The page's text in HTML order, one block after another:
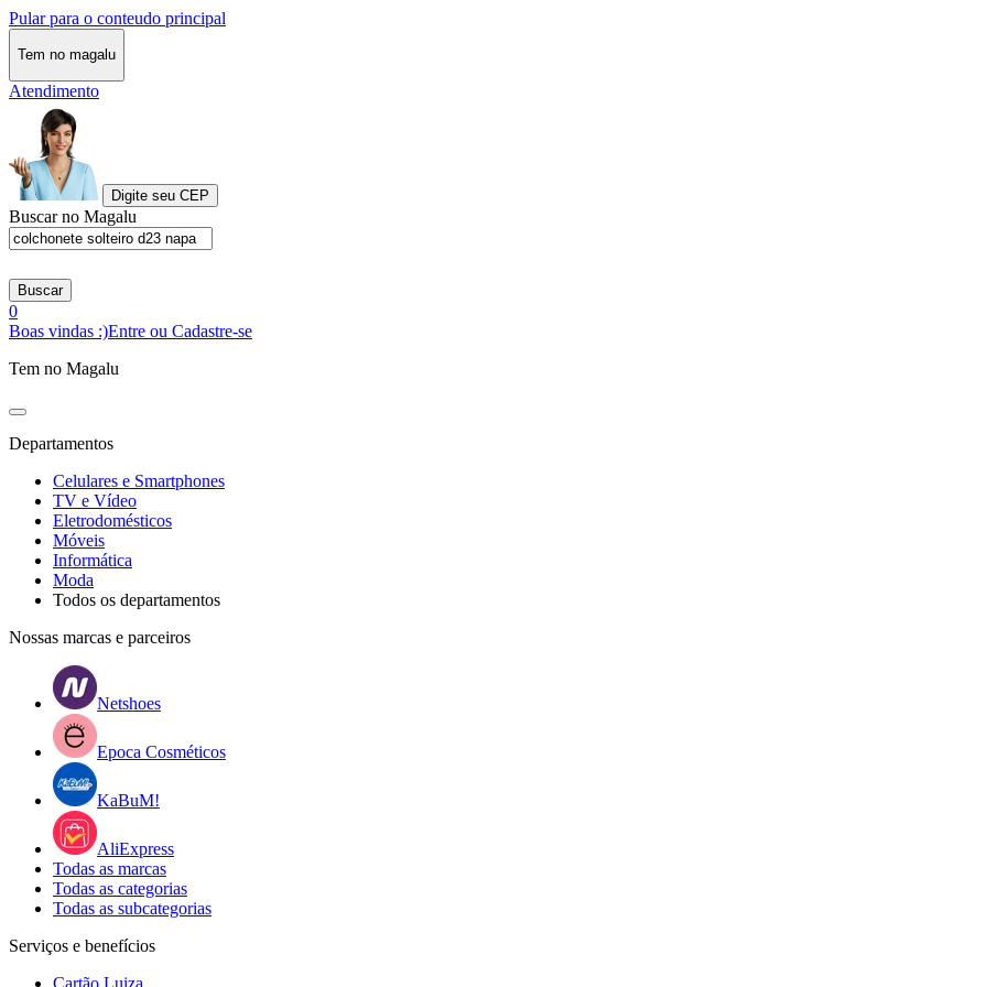
Pular para o conteudo principal
Tem no magalu
Atendimento
Digite seu CEP
Buscar no Magalu
Buscar
0
Boas vindas :)Entre ou Cadastre-se
Tem no Magalu
Departamentos
Celulares e Smartphones
TV e Vídeo
Eletrodomésticos
Móveis
Informática
Moda
Todos os departamentos
Nossas marcas e parceiros
Netshoes
Epoca Cosméticos
KaBuM!
AliExpress
Todas as marcas
Todas as categorias
Todas as subcategorias
Serviços e benefícios
Cartão Luiza